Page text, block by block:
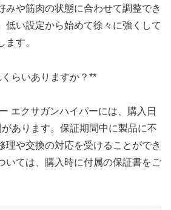
みや筋肉の状態に合わせて調整でき
低い設定から始めて徐々に強くして
ます。
らいありますか？**
エクサガンハイパーには、購入日
あります。保証期間中に製品に不
理や交換の対応を受けることができ
いては、購入時に付属の保証書をご